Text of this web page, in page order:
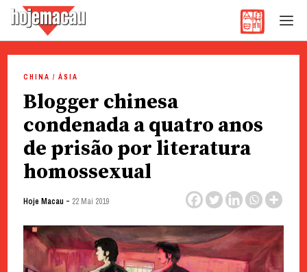
content
CHINA / ÁSIA
Blogger chinesa
condenada a quatro anos
de prisão por literatura
homossexual
Hoje Macau - 22 Mai 2019